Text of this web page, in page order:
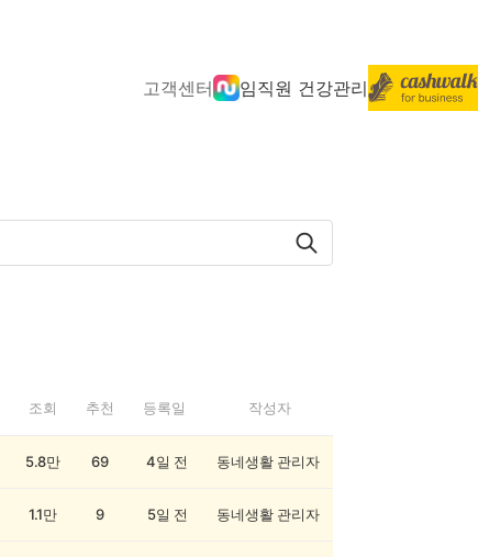
고객센터 임직원 건강관리
조회 추천 등록일 작성자
5.8만 69 4일 전 동네생활 관리자
1.1만 9 5일 전 동네생활 관리자